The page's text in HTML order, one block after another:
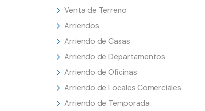
Venta de Terreno
Arriendos
Arriendo de Casas
Arriendo de Departamentos
Arriendo de Oficinas
Arriendo de Locales Comerciales
Arriendo de Temporada